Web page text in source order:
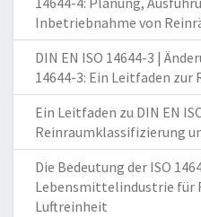
Inbetriebnahme von
DIN EN ISO 14644-3 |
14644-3: Ein Leitfaden
Ein Leitfaden zu DIN EN
Reinraumklassifizierung
Die Bedeutung der ISO
Lebensmittelindustrie für
Luftreinheit